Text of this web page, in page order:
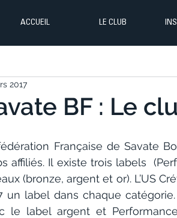
ACCUEIL LE CLUB
BF : Le
2017
Française de Savate
affiliés. Il existe trois labels
(bronze, argent et or). L’US
un label dans chaque
le label argent et